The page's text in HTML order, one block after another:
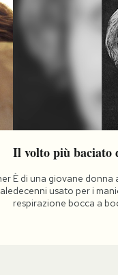
Il volto più baciato
È di una giovane
decenni usato per i
respirazione bocca a